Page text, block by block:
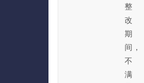
整
改
期
间，
不
满